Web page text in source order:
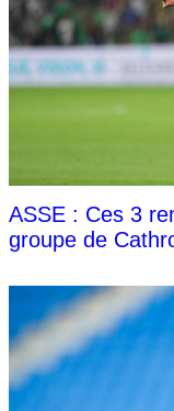
ASSE : Ces 3
groupe de